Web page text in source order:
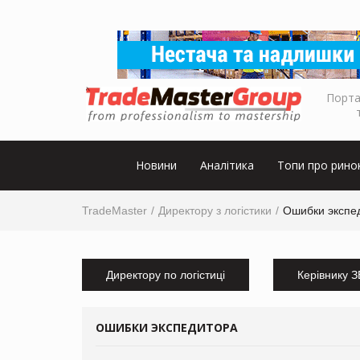
Новини Аналітика Топи про
TradeMaster Директору з логістики Ошибки
Директору по логістиці Керівнику
ОШИБКИ ЭКСПЕДИТОРА